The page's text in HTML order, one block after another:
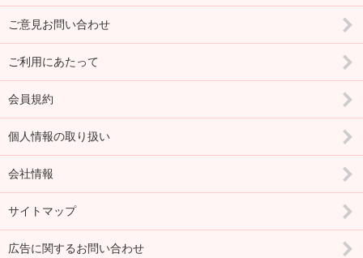
ご意見お問い合わせ
ご利用にあたって
会員規約
個人情報の取り扱い
会社情報
サイトマップ
広告に関するお問い合わせ